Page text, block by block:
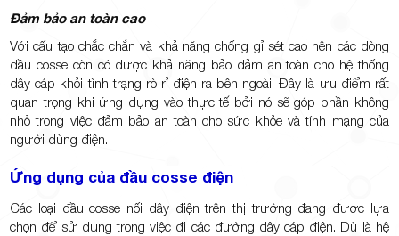
Đảm bảo an toàn cao
Với cấu tạo chắc chắn và khả năng chống gỉ sét cao nên các dòng
đầu cosse còn có được khả năng bảo đảm an toàn cho hệ thống
dây cáp khỏi tình trạng rò rỉ điện ra bên ngoài. Đây là ưu điểm rất
quan trọng khi ứng dụng vào thực tế bởi nó sẽ góp phần không
nhỏ trong việc đảm bảo an toàn cho sức khỏe và tính mạng của
người dùng điện.
Ứng dụng của đầu cosse điện
Các loại đầu cosse nối dây điện trên thị trường đang được lựa
chọn để sử dụng trong việc đi các đường dây cáp điện. Dù là hệ